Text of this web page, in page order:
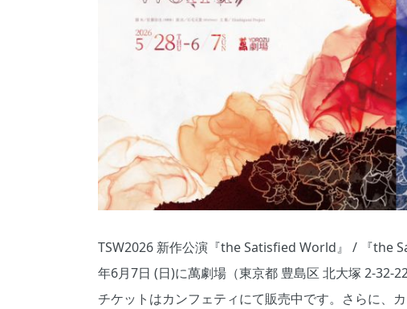
TSW2026 新作公演『the Satisfied World』 / 『the
年6月7日 (日)に萬劇場（東京都 豊島区 北大塚 2-32-
チケットはカンフェティにて販売中です。さらに、